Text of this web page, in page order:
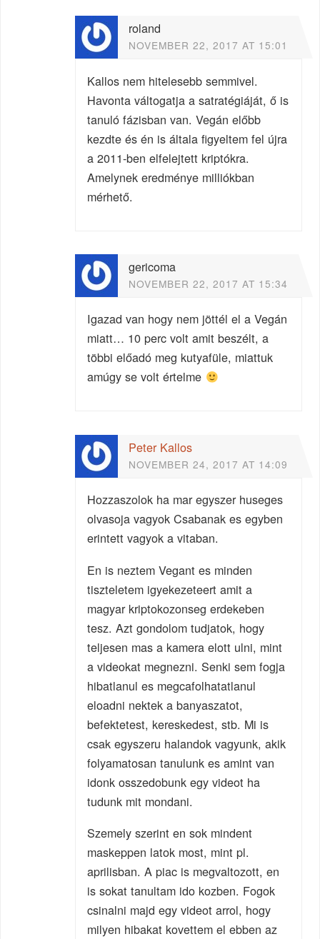
roland
NOVEMBER 22, 2017 AT 15:01
Kallos nem hitelesebb semmivel.
Havonta váltogatja a satratégiáját, ő is
tanuló fázisban van. Vegán előbb
kezdte és én is általa figyeltem fel újra
a 2011-ben elfelejtett kriptókra.
Amelynek eredménye milliókban
mérhető.
gericoma
NOVEMBER 22, 2017 AT 15:34
Igazad van hogy nem jöttél el a Vegán
miatt… 10 perc volt amit beszélt, a
többi előadó meg kutyafüle, miattuk
amúgy se volt értelme
Peter Kallos
NOVEMBER 24, 2017 AT 14:09
Hozzaszolok ha mar egyszer huseges
olvasoja vagyok Csabanak es egyben
erintett vagyok a vitaban.
En is neztem Vegant es minden
tiszteletem igyekezeteert amit a
magyar kriptokozonseg erdekeben
tesz. Azt gondolom tudjatok, hogy
teljesen mas a kamera elott ulni, mint
a videokat megnezni. Senki sem fogja
hibatlanul es megcafolhatatlanul
eloadni nektek a banyaszatot,
befektetest, kereskedest, stb. Mi is
csak egyszeru halandok vagyunk, akik
folyamatosan tanulunk es amint van
idonk osszedobunk egy videot ha
tudunk mit mondani.
Szemely szerint en sok mindent
maskeppen latok most, mint pl.
aprilisban. A piac is megvaltozott, en
is sokat tanultam ido kozben. Fogok
csinalni majd egy videot arrol, hogy
milyen hibakat kovettem el ebben az